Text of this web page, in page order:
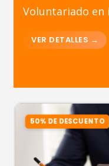
Voluntariado en